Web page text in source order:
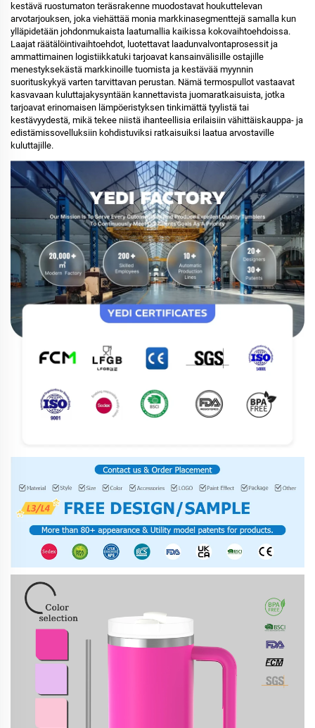
kestävä ruostumaton teräsrakenne muodostavat houkuttelevan
arvotarjouksen, joka viehättää monia markkinasegmenttejä samalla kun
ylläpidetään johdonmukaista laatumallia kaikissa kokovaihtoehdoissa.
Laajat räätälöintivaihtoehdot, luotettavat laadunvalvontaprosessit ja
ammattimainen logistiikkatuki tarjoavat kansainvälisille ostajille
menestyksekästä markkinoille tuomista ja kestävää myynnin
suorituskykyä varten tarvittavan perustan. Nämä termospullot vastaavat
kasvavaan kuluttajakysyntään kannettavista juomaratkaisuista, jotka
tarjoavat erinomaisen lämpöeristyksen tinkimättä tyylistä tai
kestävyydestä, mikä tekee niistä ihanteellisia erilaisiin vähittäiskauppa- ja
edistämissovelluksiin kohdistuviksi ratkaisuiksi laatua arvostaville
kuluttajille.